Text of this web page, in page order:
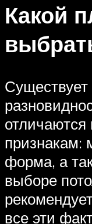
Какой
признакам:
форма, а
выборе
все эти